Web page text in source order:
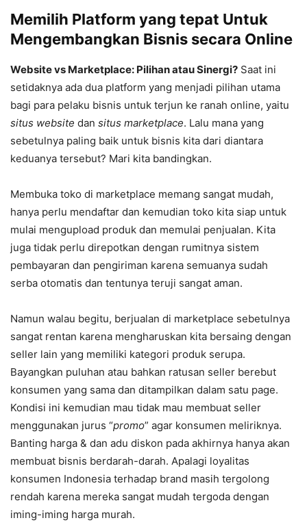
Memilih Platform yang tepat Untuk
Mengembangkan Bisnis secara Online
Website vs Marketplace: Pilihan atau Sinergi? Saat ini
setidaknya ada dua platform yang menjadi pilihan utama
bagi para pelaku bisnis untuk terjun ke ranah online, yaitu
situs website dan situs marketplace. Lalu mana yang
sebetulnya paling baik untuk bisnis kita dari diantara
keduanya tersebut? Mari kita bandingkan.
Membuka toko di marketplace memang sangat mudah,
hanya perlu mendaftar dan kemudian toko kita siap untuk
mulai mengupload produk dan memulai penjualan. Kita
juga tidak perlu direpotkan dengan rumitnya sistem
pembayaran dan pengiriman karena semuanya sudah
serba otomatis dan tentunya teruji sangat aman.
Namun walau begitu, berjualan di marketplace sebetulnya
sangat rentan karena mengharuskan kita bersaing dengan
seller lain yang memiliki kategori produk serupa.
Bayangkan puluhan atau bahkan ratusan seller berebut
konsumen yang sama dan ditampilkan dalam satu page.
Kondisi ini kemudian mau tidak mau membuat seller
menggunakan jurus “promo” agar konsumen meliriknya.
Banting harga & dan adu diskon pada akhirnya hanya akan
membuat bisnis berdarah-darah. Apalagi loyalitas
konsumen Indonesia terhadap brand masih tergolong
rendah karena mereka sangat mudah tergoda dengan
iming-iming harga murah.